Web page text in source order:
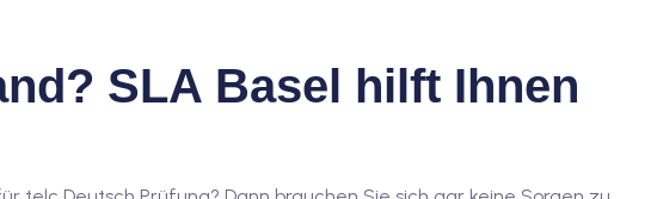
SLA Basel hilft Ihnen